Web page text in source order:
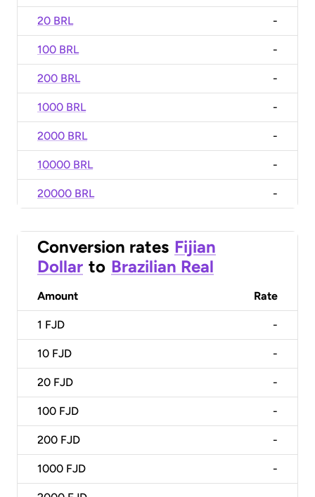
20 BRL -
100 BRL -
200 BRL -
1000 BRL -
2000 BRL -
10000 BRL -
20000 BRL -
Conversion rates Fijian
Dollar to Brazilian Real
Amount Rate
1 FJD -
10 FJD -
20 FJD -
100 FJD -
200 FJD -
1000 FJD -